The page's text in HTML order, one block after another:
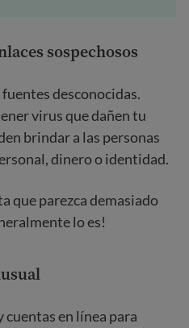
sospechosos
desconocidas.
virus que dañen tu
brindar a las personas
dinero o identidad.
que parezca demasiado
lo es!
cuentas en línea para